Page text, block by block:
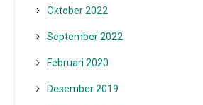
Oktober 2022
September 2022
Februari 2020
Desember 2019